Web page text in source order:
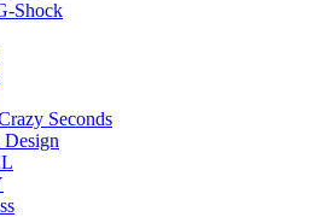
Shock
Seconds